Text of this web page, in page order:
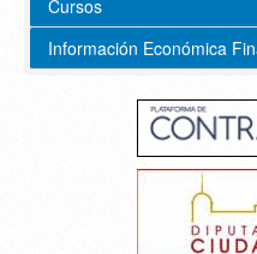
Cursos
Información Económica